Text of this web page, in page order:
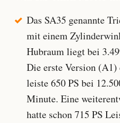
Das SA35 genannte
mit einem
Hubraum liegt bei
Die erste Version
leiste 650 PS bei
Minute. Eine
hatte schon 715 PS